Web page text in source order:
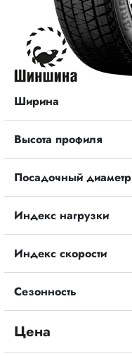
Ширина
Высота профиля
Посадочный диаметр
Индекс нагрузки
Индекс скорости
Сезонность
Цена